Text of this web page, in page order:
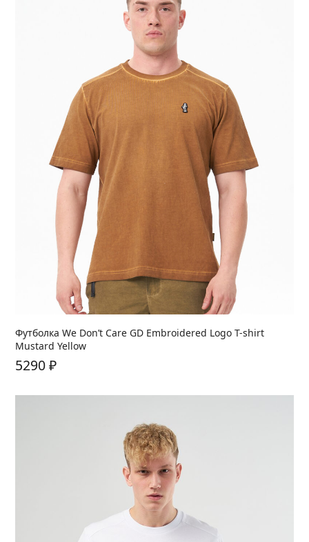
Футболка We Don’t Care GD Embroidered Logo T-shirt
Mustard Yellow
5290₽